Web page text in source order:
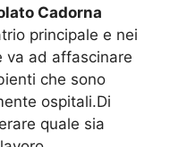
Cadorna
principale e nei
va ad affascinare
che sono
ospitali.Di
quale sia